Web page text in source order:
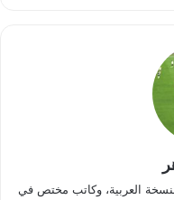
العربية، وكاتب مختص في